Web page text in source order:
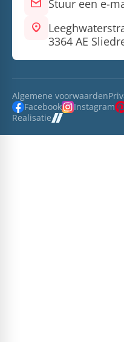
mail Stuur een e-
location_on
3364 AE
Algemene voorwaarden
Facebook
Instagram
Realisatie